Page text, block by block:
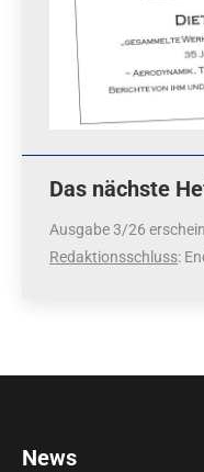
Das nächste
Ausgabe 3/26
Redaktionsschluss:
News